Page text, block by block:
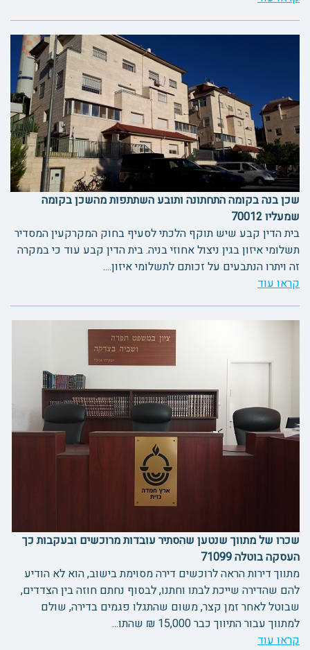
שכן בנה בקומה התחתונה ותובע השתתפות מהשכן בקומה
שמעליו 70012
בית הדין קבע שיש תוקף הלכתי לסעיף בחוק המקרקעין המסדיר
תשלומי איזון בגין ניצול אחוזי בניה. בית הדין קבע עוד כי במקרה
זה ויתרו הנתבעים על זכותם לתשלומי איזון....
קראו עוד
שכרו של מתווך שנטען שהסתיר עובדות מרוכשים ובעקבות כך
העסקה בוטלה 71099
מתווך דירות הראה לרוכשים דירה מסוימת בישוב, הוא לא הודיע
להם שהדירה שייכת לבתו וחתנו, לבסוף נחתם חוזה בין הצדדים,
שבוטל לאחר זמן קצר, משום שהתגלו פגמים בדירה, שולם
למתווך עבור התיווך כבר 15,000 ₪ שהתו...
קראו עוד